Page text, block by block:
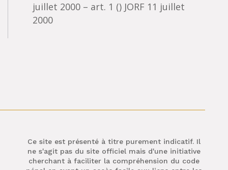
juillet 2000 – art. 1 () JORF 11 juillet
2000
Ce site est présenté à titre purement indicatif. Il
ne s'agit pas du site officiel mais d'une initiative
cherchant à faciliter la compréhension du code